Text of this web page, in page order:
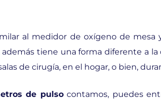
al medidor de oxígeno de mesa
tiene una forma diferente a
de cirugía, en el hogar, o bien,
de pulsocontamos, puedes